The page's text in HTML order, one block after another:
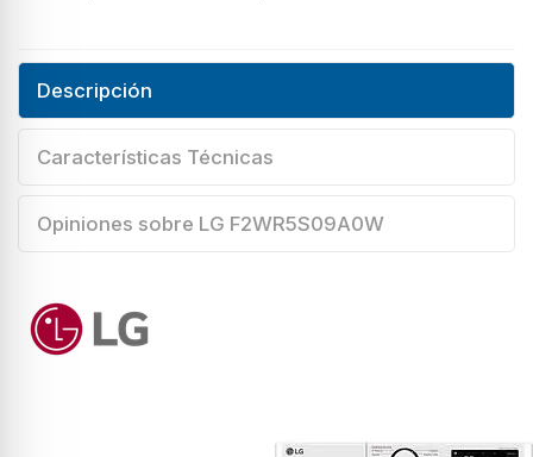
Descripción
Características Técnicas
Opiniones sobre LG F2WR5S09A0W